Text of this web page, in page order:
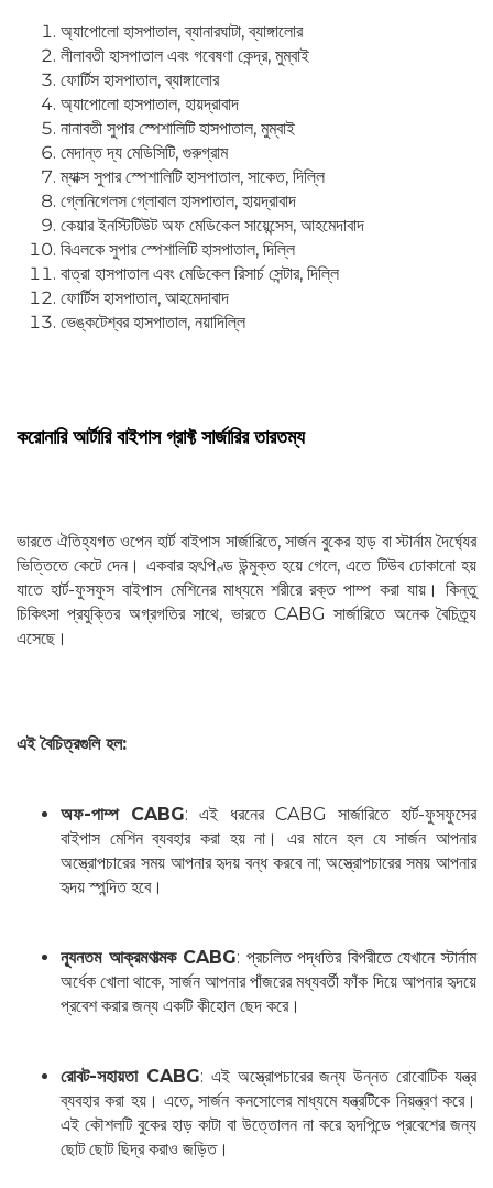
অ্যাপোলো হাসপাতাল, ব্যানারঘাটা, ব্যাঙ্গালোর
লীলাবতী হাসপাতাল এবং গবেষণা কেন্দ্র, মুম্বাই
ফোর্টিস হাসপাতাল, ব্যাঙ্গালোর
অ্যাপোলো হাসপাতাল, হায়দ্রাবাদ
নানাবতী সুপার স্পেশালিটি হাসপাতাল, মুম্বাই
মেদান্ত দ্য মেডিসিটি, গুরুগ্রাম
ম্যাক্স সুপার স্পেশালিটি হাসপাতাল, সাকেত, দিল্লি
গ্লেনিগেলস গ্লোবাল হাসপাতাল, হায়দ্রাবাদ
কেয়ার ইনস্টিটিউট অফ মেডিকেল সায়েন্সেস, আহমেদাবাদ
বিএলকে সুপার স্পেশালিটি হাসপাতাল, দিল্লি
বাত্রা হাসপাতাল এবং মেডিকেল রিসার্চ সেন্টার, দিল্লি
ফোর্টিস হাসপাতাল, আহমেদাবাদ
ভেঙ্কটেশ্বর হাসপাতাল, নয়াদিল্লি
করোনারি আর্টারি বাইপাস গ্রাফ্ট সার্জারির তারতম্য
ভারতে ঐতিহ্যগত ওপেন হার্ট বাইপাস সার্জারিতে, সার্জন বুকের হাড় বা স্টার্নাম দৈর্ঘ্যের
ভিত্তিতে কেটে দেন। একবার হৃৎপিণ্ড উন্মুক্ত হয়ে গেলে, এতে টিউব ঢোকানো হয়
যাতে হার্ট-ফুসফুস বাইপাস মেশিনের মাধ্যমে শরীরে রক্ত পাম্প করা যায়। কিন্তু
চিকিৎসা প্রযুক্তির অগ্রগতির সাথে, ভারতে CABG সার্জারিতে অনেক বৈচিত্র্য
এসেছে।
এই বৈচিত্রগুলি হল:
অফ-পাম্প CABG: এই ধরনের CABG সার্জারিতে হার্ট-ফুসফুসের
বাইপাস মেশিন ব্যবহার করা হয় না। এর মানে হল যে সার্জন আপনার
অস্ত্রোপচারের সময় আপনার হৃদয় বন্ধ করবে না; অস্ত্রোপচারের সময় আপনার
হৃদয় স্পন্দিত হবে।
ন্যূনতম আক্রমণাত্মক CABG: প্রচলিত পদ্ধতির বিপরীতে যেখানে স্টার্নাম
অর্ধেক খোলা থাকে, সার্জন আপনার পাঁজরের মধ্যবর্তী ফাঁক দিয়ে আপনার হৃদয়ে
প্রবেশ করার জন্য একটি কীহোল ছেদ করে।
রোবট-সহায়তা CABG: এই অস্ত্রোপচারের জন্য উন্নত রোবোটিক যন্ত্র
ব্যবহার করা হয়। এতে, সার্জন কনসোলের মাধ্যমে যন্ত্রটিকে নিয়ন্ত্রণ করে।
এই কৌশলটি বুকের হাড় কাটা বা উত্তোলন না করে হৃদপিন্ডে প্রবেশের জন্য
ছোট ছোট ছিদ্র করাও জড়িত।